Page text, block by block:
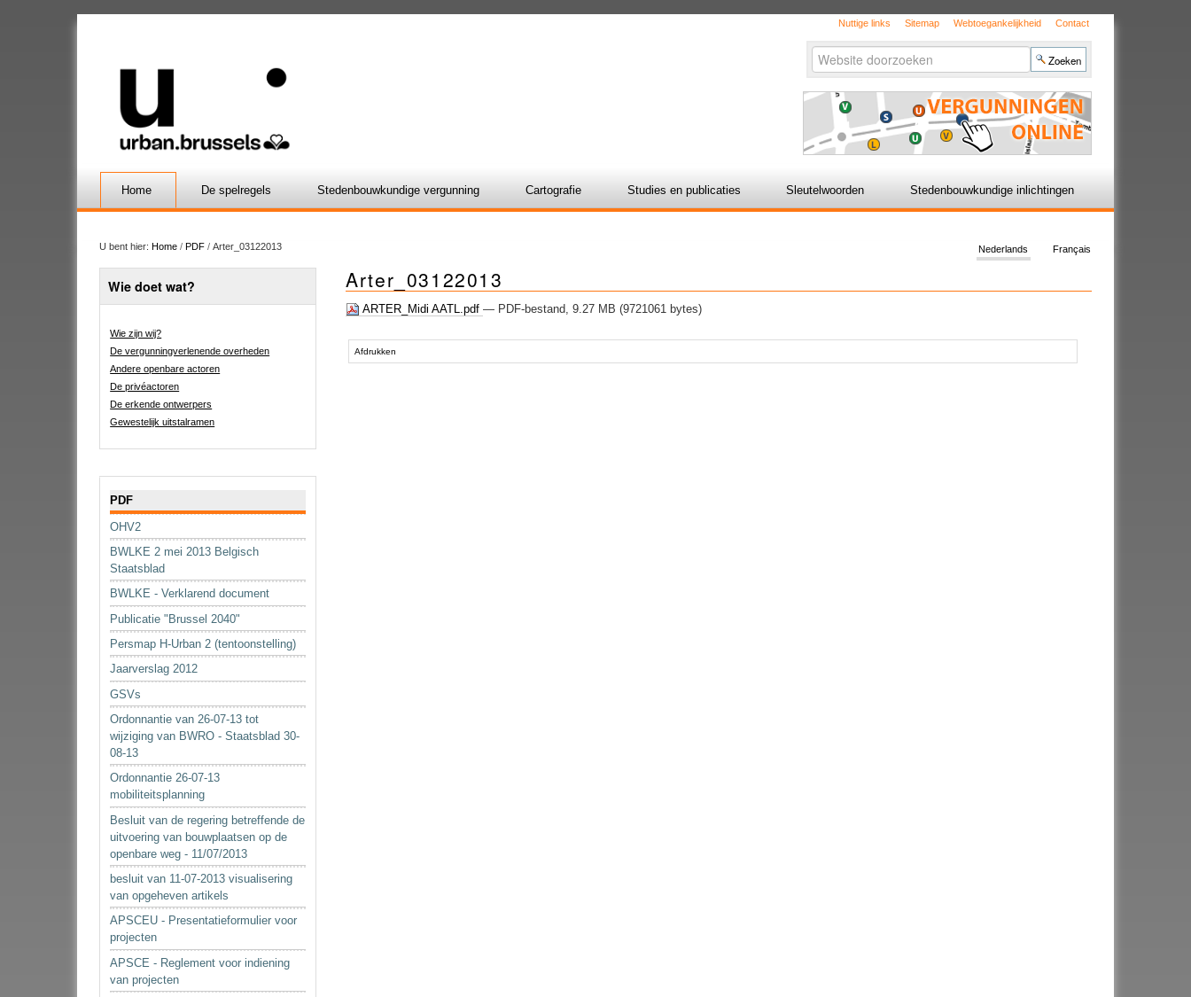
Nuttige links Sitemap Webtoegankelijkheid Contact
Zoek
zoeken...
Home De spelregels Stedenbouwkundige vergunning Cartografie Studies en publicaties Sleutelwoorden Stedenbouwkundige inlichtingen
U bent hier: Home / PDF / Arter_03122013 Français
Nederlands
Wie doet wat?
Wie zijn wij?
De vergunningverlenende overheden
Andere openbare actoren
De privéactoren
De erkende ontwerpers
Gewestelijk uitstalramen
PDF
OHV2
BWLKE 2 mei 2013 Belgisch
Staatsblad
BWLKE - Verklarend document
Publicatie "Brussel 2040"
Persmap H-Urban 2 (tentoonstelling)
Jaarverslag 2012
GSVs
Ordonnantie van 26-07-13 tot
wijziging van BWRO - Staatsblad 30-
08-13
Ordonnantie 26-07-13
mobiliteitsplanning
Besluit van de regering betreffende de
uitvoering van bouwplaatsen op de
openbare weg - 11/07/2013
besluit van 11-07-2013 visualisering
van opgeheven artikels
APSCEU - Presentatieformulier voor
projecten
APSCE - Reglement voor indiening
van projecten
Arter_03122013
ARTER_Midi AATL.pdf— PDF-bestand, 9.27 MB (9721061 bytes)
acties
Afdrukken